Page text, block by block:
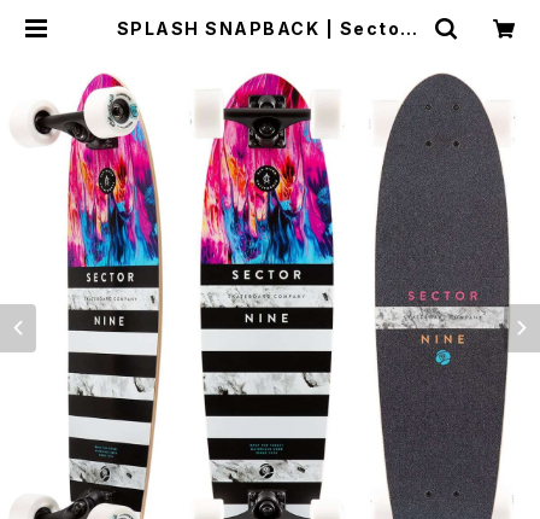
SPLASH SNAPBACK | Sector9